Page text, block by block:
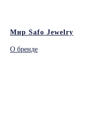
Мир Safo Jewelry
О бренде